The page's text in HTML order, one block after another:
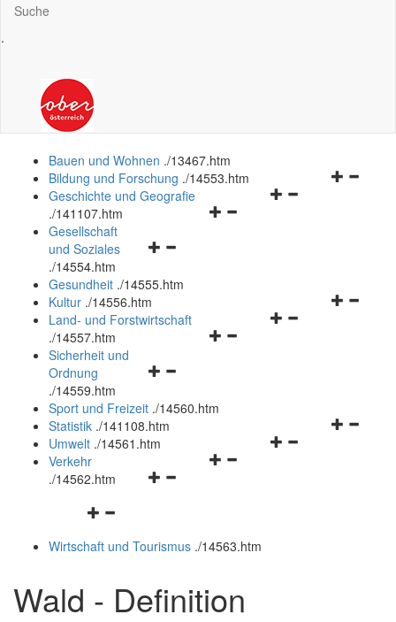
Suche
.
Bauen und Wohnen ./13467.htm
Navigationsmenü
Bildung und Forschung ./14553.htm
Navigationsmenü
Geschichte und Geografie
./141107.htm
Navigationsmenü
und
schließen
Gesellschaft
und Soziales
./14554.htm
Gesundheit ./14555.htm
Navigationsmenü
Kultur ./14556.htm
Navigationsmenü
Land- und Forstwirtschaft
./14557.htm
Navigationsmenü
und
schließen
Sicherheit und
Ordnung
./14559.htm
Sport und Freizeit ./14560.htm
Navigationsmenü
Statistik ./141108.htm
Navigationsmenü
Umwelt ./14561.htm
Navigationsmenü
Verkehr
./14562.htm
Navigationsmenü
und
Wirtschaft und Tourismus ./14563.htm
Wald - Definition